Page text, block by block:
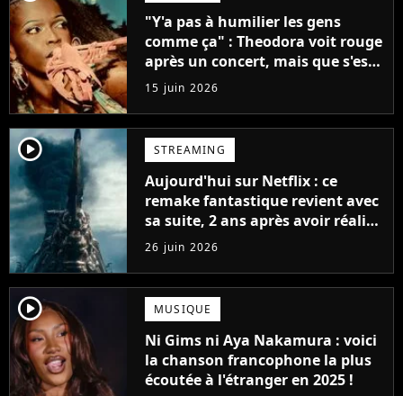
"Y'a pas à humilier les gens
comme ça" : Theodora voit rouge
après un concert, mais que s'est-
il passé ?
15 juin 2026
player2 STREAMING
Aujourd'hui sur Netflix : ce
remake fantastique revient avec
sa suite, 2 ans après avoir réalisé
60 millions de vues et régné 6
semaines dans le Top 10
26 juin 2026
player2 MUSIQUE
Ni Gims ni Aya Nakamura : voici
la chanson francophone la plus
écoutée à l'étranger en 2025 !